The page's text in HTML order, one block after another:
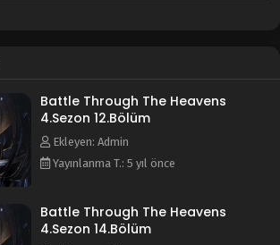
Battle Through The Heavens
4.Sezon 12.Bölüm
Ekleyen: Admin
Yayınlanma T.: 5 yıl önce
Battle Through The Heavens
4.Sezon 14.Bölüm